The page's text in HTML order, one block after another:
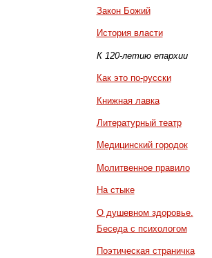
Закон Божий
История власти
К 120-летию епархии
Как это по-русски
Книжная лавка
Литературный театр
Медицинский городок
Молитвенное правило
На стыке
О душевном здоровье.
Беседа с психологом
Поэтическая страничка